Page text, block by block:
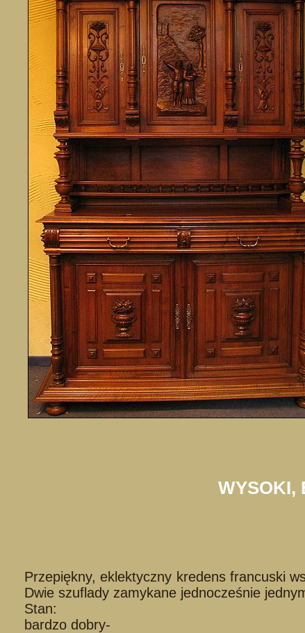
WYSOKI,
Przepiękny, eklektyczny kredens francuski
Dwie szuflady zamykane jednocześnie
Stan:
bardzo dobry-